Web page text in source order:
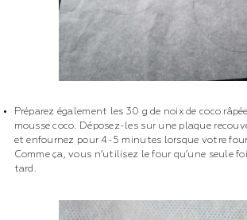
Préparez également les 30 g de noix de coco
mousse coco. Déposez-les sur une plaque
et enfournez pour 4-5 minutes lorsque votre
Comme ça, vous n’utilisez le four qu’une seule
tard.